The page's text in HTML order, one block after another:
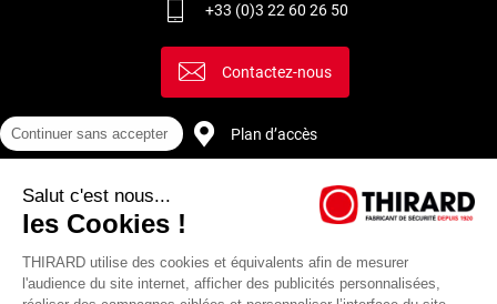
+33 (0)3 22 60 26 50
Contactez-nous
Plan d’accès
Continuer sans accepter
Salut c'est nous...
les Cookies !
THIRARD utilise des cookies et équivalents afin de mesurer
l'audience du site internet, afficher des publicités personnalisées,